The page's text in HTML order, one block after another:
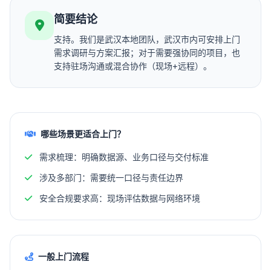
简要结论
支持。我们是武汉本地团队，武汉市内可安排上门
需求调研与方案汇报；对于需要强协同的项目，也
支持驻场沟通或混合协作（现场+远程）。
哪些场景更适合上门？
需求梳理：明确数据源、业务口径与交付标准
涉及多部门：需要统一口径与责任边界
安全合规要求高：现场评估数据与网络环境
一般上门流程